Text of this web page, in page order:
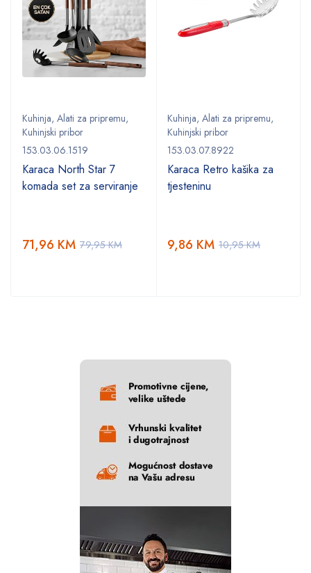
Kuhinja, Alati za pripremu,
Kuhinjski pribor
153.03.06.1519
Karaca North Star 7
komada set za serviranje
79,95KM
71,96 KM
Kuhinja, Alati za pripremu,
Kuhinjski pribor
153.03.07.8922
Karaca Retro kašika za
tjesteninu
10,95KM
9,86 KM